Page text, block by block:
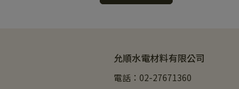
允順水電材料有限公司
電話：02-27671360